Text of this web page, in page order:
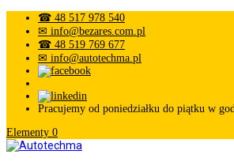
☎ 48 517 978 540
✉ info@bezares.com.pl
☎ 48 519 769 677
✉ info@autotechma.pl
Pracujemy od poniedziałku do piątku w
Elementy 0